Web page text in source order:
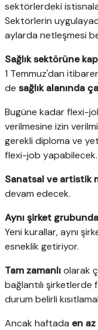
sektörlerdeki
Sektörlerin
aylarda netleşmesi
Sağlık sektörüne
1 Temmuz'dan
de sağlık alanında
Bugüne kadar flexi-
verilmesine izin
gerekli diploma ve
flexi-job yapabilecek.
Sanatsal ve artistik
devam edecek.
Aynı şirket
Yeni kurallar, aynı
esneklik getiriyor.
Tam zamanlıolarak
bağlantılı
durum belirli
Ancak haftada en